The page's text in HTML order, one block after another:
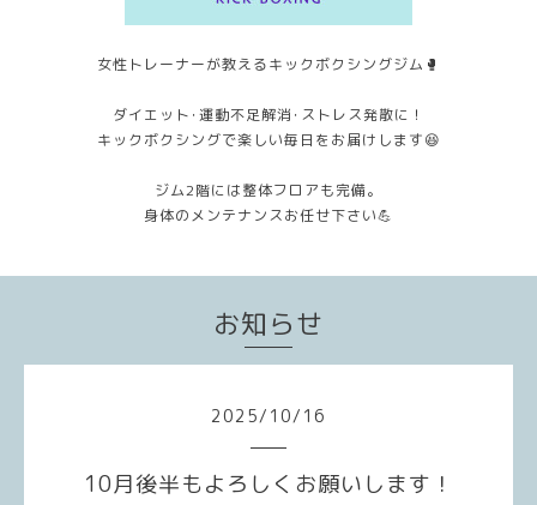
女性トレーナーが教えるキックボクシングジム🥊
ダイエット･運動不足解消･ストレス発散に！
キックボクシングで楽しい毎日をお届けします😆
ジム2階には整体フロアも完備。
身体のメンテナンスお任せ下さい💪
お知らせ
2025/ 10/ 16
10月後半もよろしくお願いします！